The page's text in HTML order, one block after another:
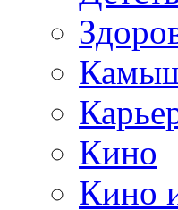
Кино
Кино